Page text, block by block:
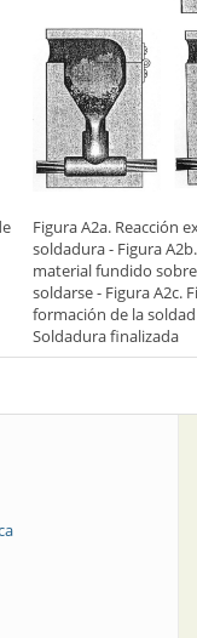
Figura A2a. Reacción
soldadura - Figura
material fundido
soldarse - Figura A2c.
formación de la
Soldadura finalizada